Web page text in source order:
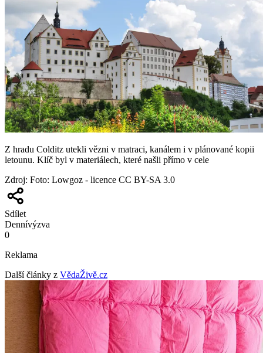
Z hradu Colditz utekli vězni v matraci, kanálem i v plánované kopii
letounu. Klíč byl v materiálech, které našli přímo v cele
Zdroj: Foto: Lowgoz - licence CC BY-SA 3.0
Sdílet
Dennívýzva
0
Reklama
Další články z VědaŽivě.cz